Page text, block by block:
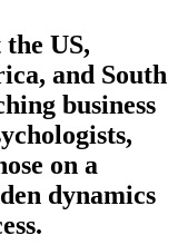
US,
and South
business
on a
dynamics